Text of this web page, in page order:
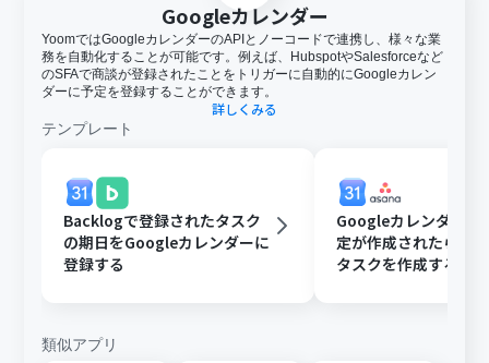
Googleカレンダー
YoomではGoogleカレンダーのAPIとノーコードで連携し、様々な業
務を自動化することが可能です。例えば、HubspotやSalesforceなど
のSFAで商談が登録されたことをトリガーに自動的にGoogleカレン
ダーに予定を登録することができます。
詳しくみる
テンプレート
Backlogで登録されたタスク
の期日をGoogleカレンダーに
登録する
Googleカレンダーで
定が作成されたら、
タスクを作成する
類似アプリ